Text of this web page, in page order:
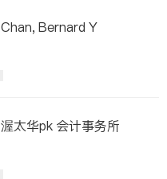
Chan, Bernard Y
渥太华pk 会计事务所